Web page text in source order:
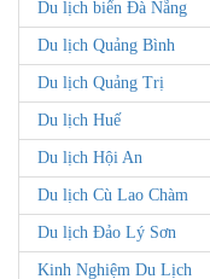
Tour ghép đoàn Đà Nẵng
Tour ghép đoàn Đà Nẵng
Tour ghép đoàn Đà Nẵng
ĐỊA ĐIỂM DU
Du lịch Bà Nà
Du lịch Sơn Trà